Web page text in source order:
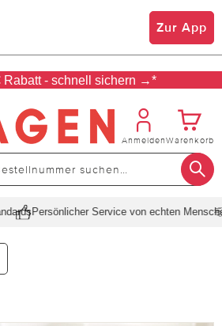
Zur App
Rabatt - schnell sichern →*
AnmeldenWarenkorb
Persönlicher Service von echten